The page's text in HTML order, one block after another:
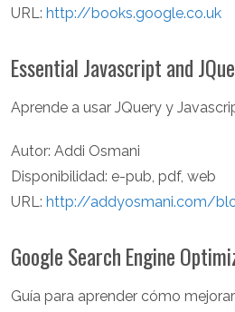
URL: http://books.google.co.uk
Essential Javascript and
Aprende a usar JQuery y
Autor: Addi Osmani
Disponibilidad: e-pub, pdf, web
URL: http://addyosmani.com/
Google Search Engine
Guía para aprender cómo